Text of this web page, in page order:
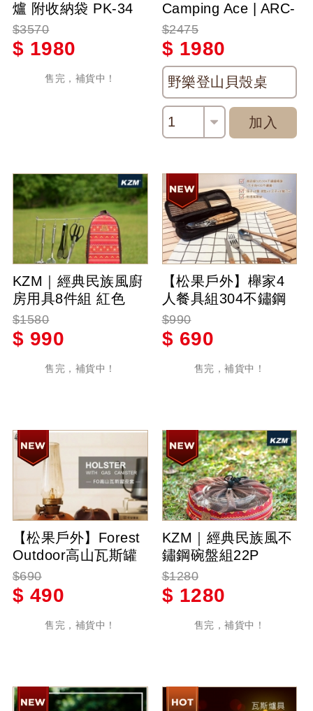
爐 附收納袋 PK-34
03441
$3570
$ 1980
售完，補貨中！
Camping Ace | ARC-
2002 野樂登山貝殼
桌 摺疊桌 附收納袋
$2475
$ 1980
野樂登山貝殼桌
1 加入
KZM｜經典民族風廚
房用具8件組 紅色
$1580
$ 990
售完，補貨中！
【松果戶外】櫸家4
人餐具組304不鏽鋼
餐具13件組 含透氣網
袋 獨家櫸木柄 餐具
$990
$ 690
售完，補貨中！
【松果戶外】Forest
Outdoor高山瓦斯罐
皮套(230g)皮革 瓦斯
罐 山 時尚 潮 真皮
$690
$ 490
售完，補貨中！
KZM｜經典民族風不
鏽鋼碗盤組22P
$1280
$ 1280
售完，補貨中！